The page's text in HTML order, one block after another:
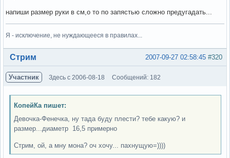
напиши размер руки в см,о то по запястью сложно предугадать...
Я - исключение, не нуждающееся в правилах...
Вне форума #320
2007-09-27 02:58:45
Стрим
Участник Здесь с 2006-08-18 Сообщений: 182
КопейКа пишет:
Девочка-Фенечка, ну тада буду плести? тебе какую? и
размер...диаметр 16,5 примерно
Стрим, ой, а мну мона? оч хочу... пахнущую=))))